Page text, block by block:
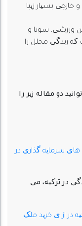
بسیار زیبا
ورزشی، سونا و
که زندگی مجلل را
دو مقاله زیر را
سرمایه گذاری در
در ترکیه، می
در ازای خرید ملک